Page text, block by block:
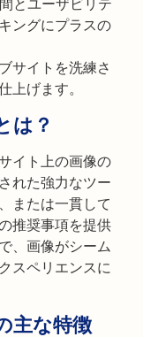
とユーザビリテ
ングにプラスの
サイトを洗練さ
上げます。
は？
イト上の画像の
れた強力なツー
または一貫して
推奨事項を提供
、画像がシーム
スペリエンスに
主な特徴